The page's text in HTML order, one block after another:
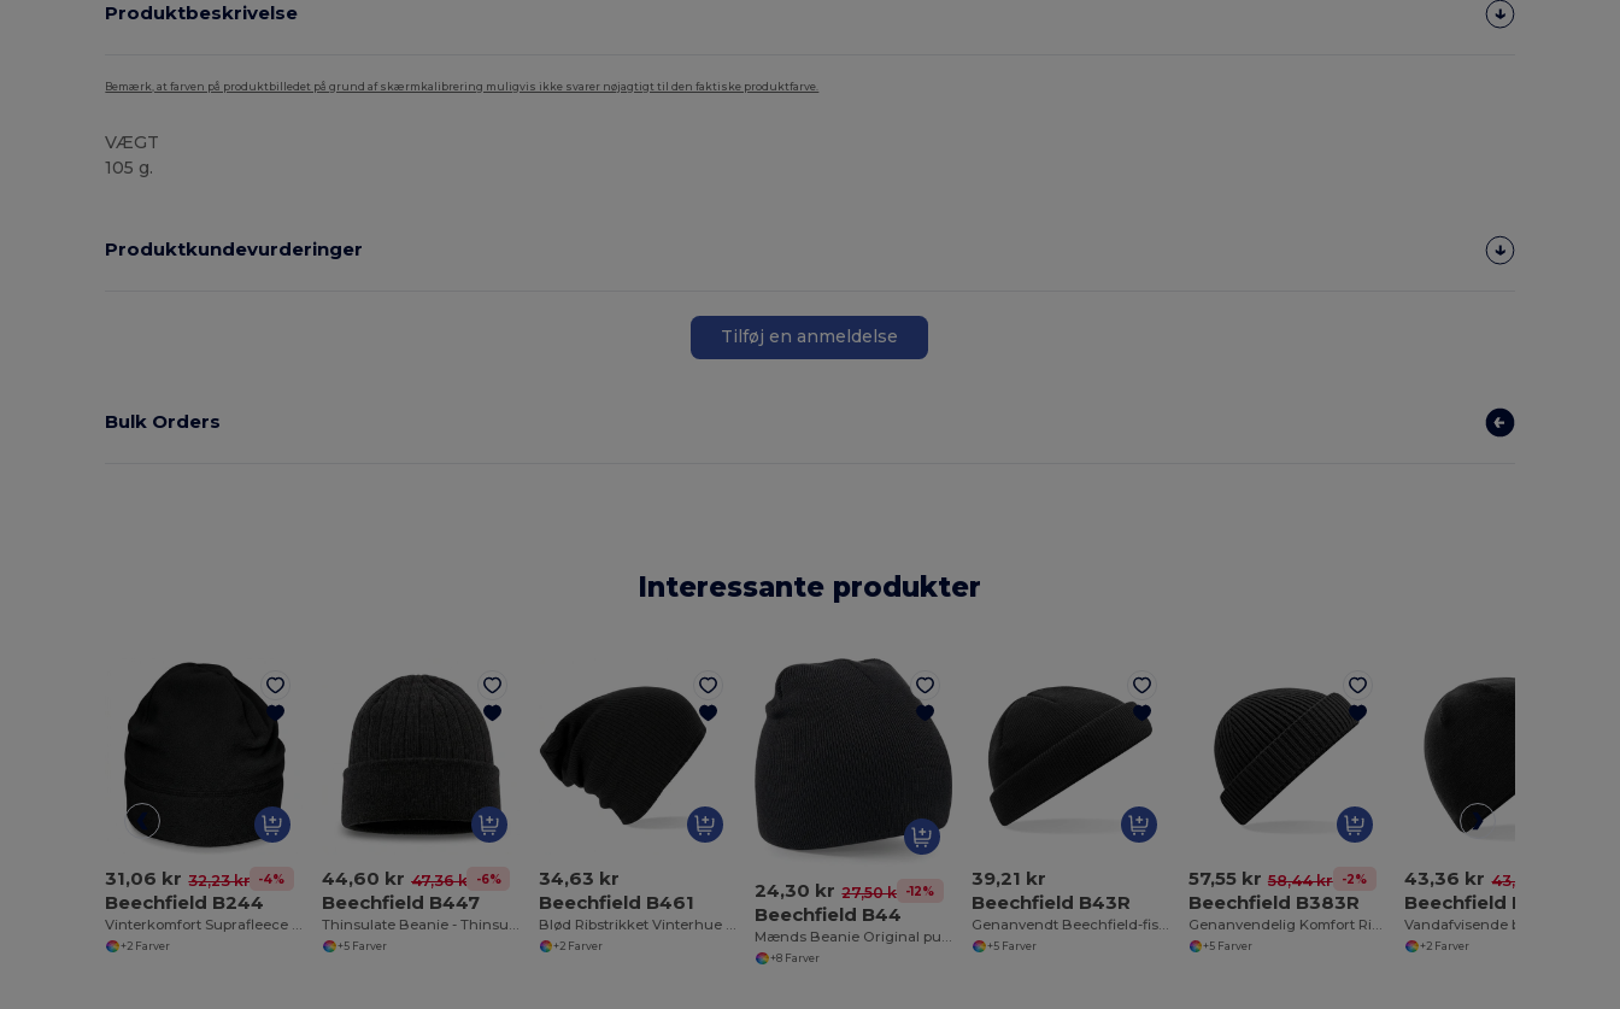
Produktbeskrivelse
Bemærk, at farven på produktbilledet på grund af skærmkalibrering muligvis ikke svarer nøjagtigt til den faktiske produktfarve.
VÆGT
105 g.
Produktkundevurderinger
Tilføj en anmeldelse
Bulk Orders
Interessante produkter
31,06 kr 32,23 kr -4%
Beechfield B244
Vinterkomfort Suprafleece Hue
+2 Farver
44,60 kr 47,36 kr -6%
Beechfield B447
Thinsulate Beanie - Thinsulate Beanie
+5 Farver
34,63 kr
Beechfield B461
Blød Ribstrikket Vinterhue i Akryl
+2 Farver
24,30 kr 27,50 kr -12%
Beechfield B44
Mænds Beanie Original pull-on hat
+8 Farver
39,21 kr
Beechfield B43R
Genanvendt Beechfield-fiskerhue
+5 Farver
57,55 kr 58,44 kr -2%
Beechfield B383R
Genanvendelig Komfort Ribstrikket Beanie
+5 Farver
43,36 kr 43,79 kr
Beechfield B501
Vandafvisende beanie
+2 Farver